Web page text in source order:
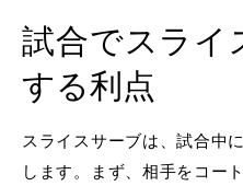
試合でスライ
する利点
スライスサーブは、試合中
します。まず、相手をコー